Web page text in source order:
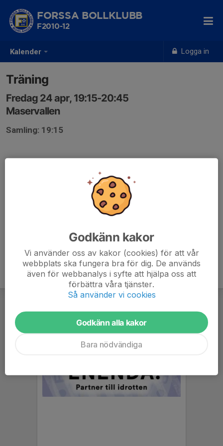
Kalender Logga in
FORSSA BOLLKLUBB
F2010-12
Träning
Fredag 24 apr, 19:15-20:45
Maservallen
Samling: 19:15
Godkänn kakor
Vi använder oss av kakor (cookies) för att vår
webbplats ska fungera bra för dig. De används
även för webbanalys i syfte att hjälpa oss att
förbättra våra tjänster.
Så använder vi cookies
Godkänn alla kakor
Bara nödvändiga